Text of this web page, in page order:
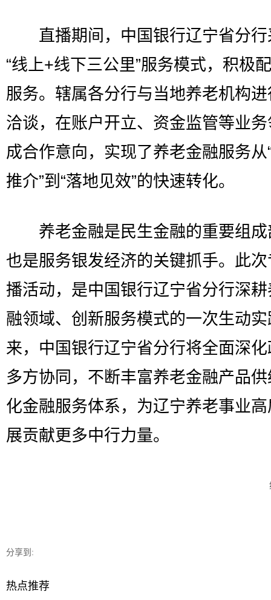
直播期间，中国银行辽宁省分行
“线上+线下三公里”服务模式，积极
服务。辖属各分行与当地养老机构
洽谈，在账户开立、资金监管等业
成合作意向，实现了养老金融服务从
推介”到“落地见效”的快速转化。
养老金融是民生金融的重要组成
也是服务银发经济的关键抓手。此
播活动，是中国银行辽宁省分行深
融领域、创新服务模式的一次生动
来，中国银行辽宁省分行将全面深
多方协同，不断丰富养老金融产品
化金融服务体系，为辽宁养老事业
展贡献更多中行力量。
分享到:
热点推荐